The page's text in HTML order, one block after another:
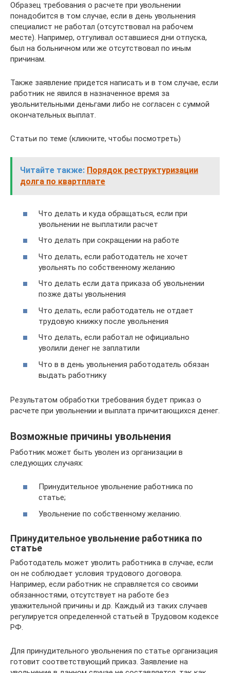
Образец требования о расчете при увольнении
понадобится в том случае, если в день увольнения
специалист не работал (отсутствовал на рабочем
месте). Например, отгуливал оставшиеся дни отпуска,
был на больничном или же отсутствовал по иным
причинам.
Также заявление придется написать и в том случае, если
работник не явился в назначенное время за
увольнительными деньгами либо не согласен с суммой
окончательных выплат.
Статьи по теме (кликните, чтобы посмотреть)
Читайте также: Порядок реструктуризации
долга по квартплате
Что делать и куда обращаться, если при
увольнении не выплатили расчет
Что делать при сокращении на работе
Что делать, если работодатель не хочет
увольнять по собственному желанию
Что делать если дата приказа об увольнении
позже даты увольнения
Что делать, если работодатель не отдает
трудовую книжку после увольнения
Что делать, если работал не официально
уволили денег не заплатили
Что в в день увольнения работодатель обязан
выдать работнику
Результатом обработки требования будет приказ о
расчете при увольнении и выплата причитающихся денег.
Возможные причины увольнения
Работник может быть уволен из организации в
следующих случаях:
Принудительное увольнение работника по
статье;
Увольнение по собственному желанию.
Принудительное увольнение работника по
статье
Работодатель может уволить работника в случае, если
он не соблюдает условия трудового договора.
Например, если работник не справляется со своими
обязанностями, отсутствует на работе без
уважительной причины и др. Каждый из таких случаев
регулируется определенной статьей в Трудовом кодексе
РФ.
Для принудительного увольнения по статье организация
готовит соответствующий приказ. Заявление на